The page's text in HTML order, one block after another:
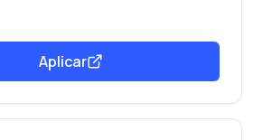
Aplicar